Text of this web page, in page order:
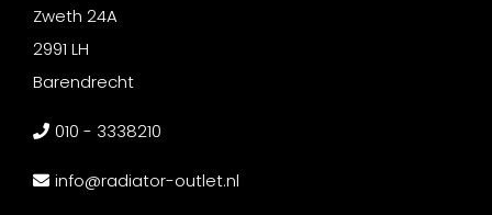
Zweth 24A
2991 LH
Barendrecht
010 - 3338210
info@radiator-outlet.nl